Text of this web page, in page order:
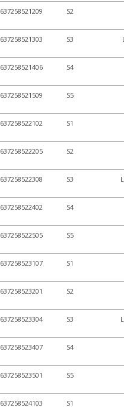
637258521209 S2
637258521303 S3
637258521406 S4
637258521509 S5
637258522102 S1
637258522205 S2
637258522308 S3
637258522402 S4
637258522505 S5
637258523107 S1
637258523201 S2
637258523304 S3
637258523407 S4
637258523501 S5
637258524103 S1